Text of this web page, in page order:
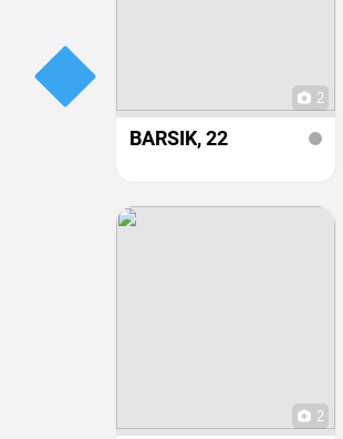
2
BARSIK, 22
2